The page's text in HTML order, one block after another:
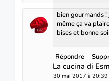
bien gourmands
même ça va
bises et bonne
Répondre
La cucina di
30 mai 2017 à 20:39